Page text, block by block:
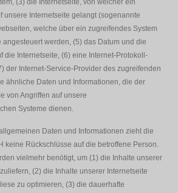
unsere Internetseite gelangt (sogenannte
welche über ein zugreifendes System
angesteuert werden, (5) das Datum und die
die Internetseite, (6) eine Internet-Protokoll-
der Internet-Service-Provider des zugreifenden
ähnliche Daten und Informationen, die der
von Angriffen auf unsere
Systeme dienen.
Daten und Informationen zieht die
keine Rückschlüsse auf die betroffene Person.
vielmehr benötigt, um (1) die Inhalte unserer
(2) die Inhalte unserer Internetseite
zu optimieren, (3) die dauerhafte